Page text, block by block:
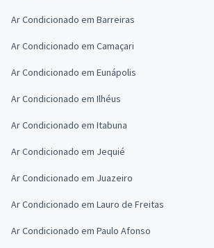
Ar Condicionado em Barreiras
Ar Condicionado em Camaçari
Ar Condicionado em Eunápolis
Ar Condicionado em Ilhéus
Ar Condicionado em Itabuna
Ar Condicionado em Jequié
Ar Condicionado em Juazeiro
Ar Condicionado em Lauro de Freitas
Ar Condicionado em Paulo Afonso